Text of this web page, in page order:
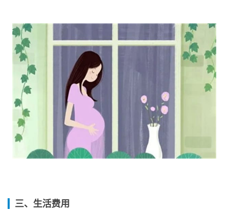
三、生活费用